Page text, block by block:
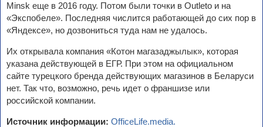
Minsk еще в 2016 году. Потом были точки в Outleto и на
«Экспобеле». Последняя числится работающей до сих пор в
«Яндексе», но дозвониться туда нам не удалось.
Их открывала компания «Котон магазаджылык», которая
указана действующей в ЕГР. При этом на официальном
сайте турецкого бренда действующих магазинов в Беларуси
нет. Так что, возможно, речь идет о франшизе или
российской компании.
Источник информации: OfficeLife.media.